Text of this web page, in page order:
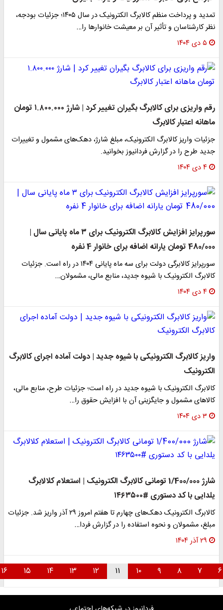
تمدید و پرداخت منظم کالابرگ الکترونیک در سال ۱۴۰۵؛ جزئیات بودجه،
نظر کارشناسان و تأثیر آن بر معیشت خانوارها را…
۵ دی ۱۴۰۴
رقم واریزی برای کالابرگ بگیران تغییر کرد | شارژ ۱.۸۰۰.۰۰۰ تومان
ماهانه اعتبار کالابرگ
جزئیات واریز کالابرگ الکترونیک، مبلغ شارژ، دهک‌های مشمول و تغییرات
جدید طرح را در گزارش فردانیوز بخوانید.
۴ دی ۱۴۰۴
سورپرایز افزایش کالابرگ الکترونیک برای ۳ ماه پایانی سال |
480/000 تومان یارانه اضافه برای خانوار 4 نفره
سورپرایز کالابرگی دولت برای سه ماه پایانی ۱۴۰۴ در راه است. جزئیات
کالابرگ الکترونیک با شیوه جدید، منابع مالی، مشمولان…
۴ دی ۱۴۰۴
واریز کالابرگ الکترونیکی با شیوه جدید | دولت آماده اجرای کالابرگ
الکترونیک
کالابرگ الکترونیک با شیوه جدید در راه است؛ جزئیات طرح، منابع مالی،
کالاهای مشمول و جایگزینی آن با افزایش حقوق را…
۳ دی ۱۴۰۴
شارژ 1/400/000 تومانی کالابرگ الکترونیک | استعلام کلالابرگ
یلدایی با کد دستوری #۱۴۶۳۵۰۰
کالابرگ الکترونیک دهک‌های چهارم تا هفتم امروز ۲۹ آذر واریز شد. جزئیات
مبلغ، مشمولان و نحوه استفاده را در گزارش فردا…
۲۹ آذر ۱۴۰۴